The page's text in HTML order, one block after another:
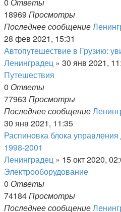
18969 Просмотры
Последнее сообщение
28 фев 2021, 15:31
Автопутешествие в Грузию:
Ленинградец » 30 янв 2021,
Путешествия
0 Ответы
77963 Просмотры
Последнее сообщение
30 янв 2021, 11:35
Распиновка блока
1998-2001
Ленинградец » 15 окт 2020,
Электрооборудование
0 Ответы
74184Просмотры
Последнее сообщение